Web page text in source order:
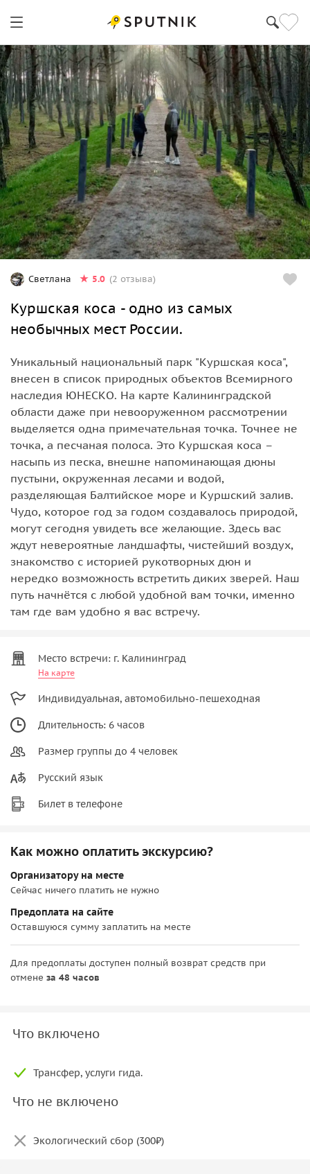
Светлана 5.0 (2 отзыва)
Куршская коса - одно из самых
необычных мест России.
Уникальный национальный парк "Куршская коса",
внесен в список природных объектов Всемирного
наследия ЮНЕСКО. На карте Калининградской
области даже при невооруженном рассмотрении
выделяется одна примечательная точка. Точнее не
точка, а песчаная полоса. Это Куршская коса –
насыпь из песка, внешне напоминающая дюны
пустыни, окруженная лесами и водой,
разделяющая Балтийское море и Куршский залив.
Чудо, которое год за годом создавалось природой,
могут сегодня увидеть все желающие. Здесь вас
ждут невероятные ландшафты, чистейший воздух,
знакомство с историей рукотворных дюн и
нередко возможность встретить диких зверей. Наш
путь начнётся с любой удобной вам точки, именно
там где вам удобно я вас встречу.
Место встречи: г. Калининград
На карте
Индивидуальная, автомобильно-пешеходная
Длительность: 6 часов
Размер группы до 4 человек
Русский язык
Билет в телефоне
Как можно оплатить экскурсию?
Организатору на месте
Сейчас ничего платить не нужно
Предоплата на сайте
Оставшуюся сумму заплатить на месте
Для предоплаты доступен полный возврат средств при
отмене за 48 часов
Что включено
Трансфер, услуги гида.
Что не включено
Экологический сбор (300₽)